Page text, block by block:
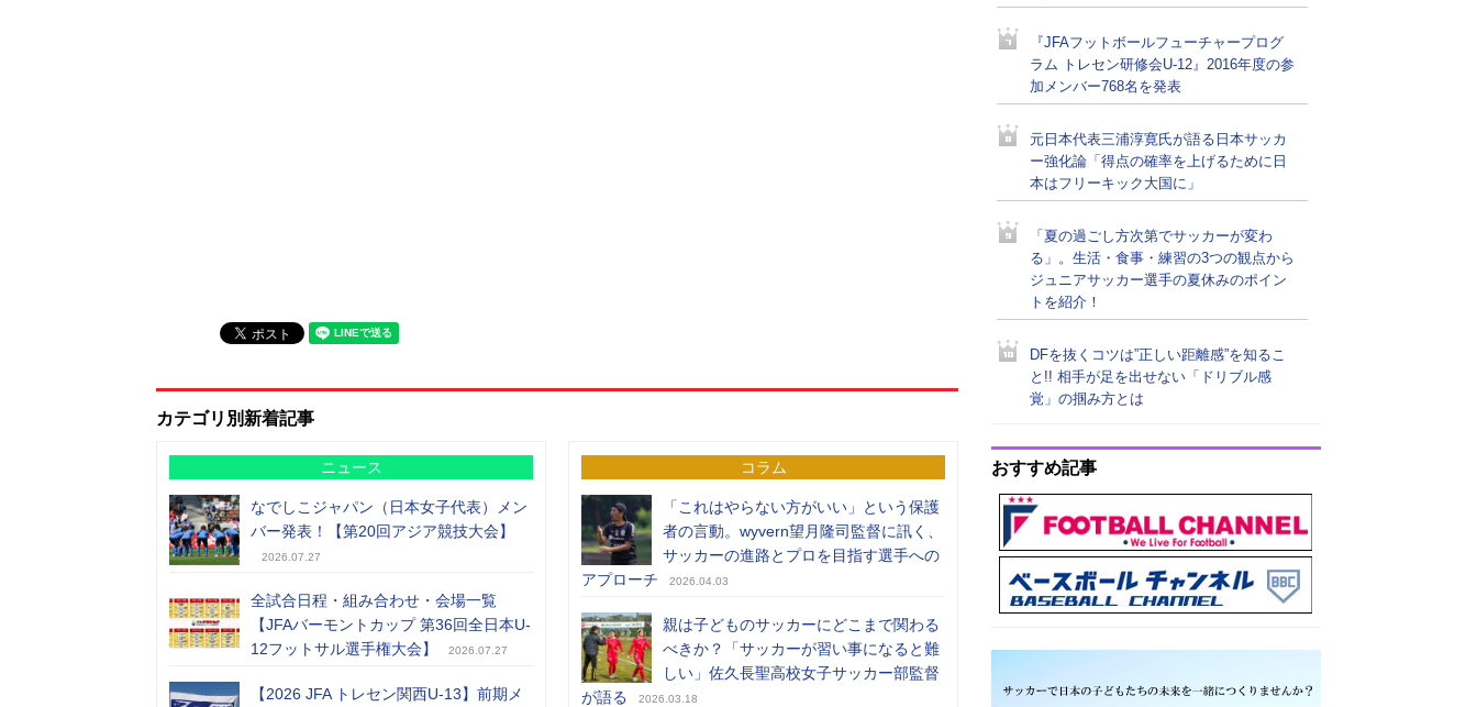
カテゴリ別新着記事
ニュース
なでしこジャパン（日本女子代表）メン
バー発表！【第20回アジア競技大会】
2026.07.27
全試合日程・組み合わせ・会場一覧
【JFAバーモントカップ 第36回全日本U-
12フットサル選手権大会】
2026.07.27
【2026 JFA トレセン関西U-13】前期メ
コラム
「これはやらない方がいい」という保護
者の言動。wyvern望月隆司監督に訊く、
サッカーの進路とプロを目指す選手への
アプローチ
2026.04.03
親は子どものサッカーにどこまで関わる
べきか？「サッカーが習い事になると難
しい」佐久長聖高校女子サッカー部監督
が語る
2026.03.18
『JFAフットボールフューチャープログ
ラム トレセン研修会U-12』2016年度の参
加メンバー768名を発表
元日本代表三浦淳寛氏が語る日本サッカ
ー強化論「得点の確率を上げるために日
本はフリーキック大国に」
「夏の過ごし方次第でサッカーが変わ
る」。生活・食事・練習の3つの観点から
ジュニアサッカー選手の夏休みのポイン
トを紹介！
DFを抜くコツは”正しい距離感”を知るこ
と!! 相手が足を出せない「ドリブル感
覚」の掴み方とは
おすすめ記事